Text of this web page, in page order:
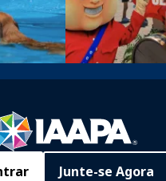
Junte-se Agora